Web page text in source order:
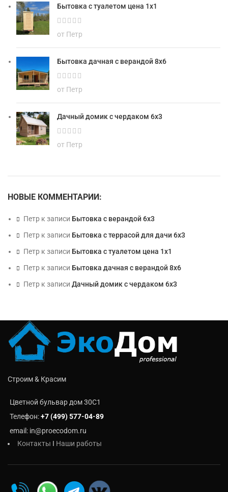
Бытовка с туалетом цена 1х1
от Петр
Бытовка дачная с верандой 8х6
от Петр
Дачный домик с чердаком 6х3
от Петр
НОВЫЕ КОММЕНТАРИИ:
Петр к записи Бытовка с верандой 6х3
Петр к записи Бытовка с террасой для дачи 6х3
Петр к записи Бытовка с туалетом цена 1х1
Петр к записи Бытовка дачная с верандой 8х6
Петр к записи Дачный домик с чердаком 6х3
Строим & Красим
Цветной бульвар дом 30C1
Телефон:+7 (499) 577-04-89
email: in@proecodom.ru
Контакты I Наши работы